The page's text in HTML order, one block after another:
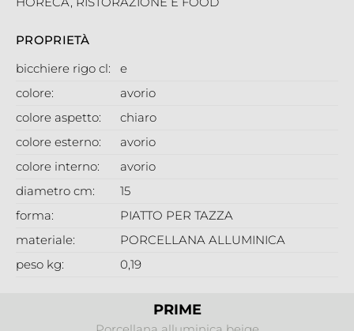
PRIME
PROPRIETÀ
bicchiere rigo cl:
e
colore:
avorio
colore aspetto:
chiaro
colore esterno:
avorio
colore interno:
avorio
diametro cm:
15
forma:
PIATTO PER TAZZA
materiale:
PORCELLANA ALLUMINICA
peso kg:
0,19